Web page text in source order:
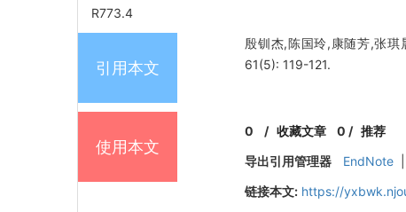
R773.4
引用本文
殷钏杰,陈国玲,康随芳,张
61(5): 119-121.
使用本文
0 /收藏文章 0 / 推荐
导出引用管理器
EndNote
链接本文: https://